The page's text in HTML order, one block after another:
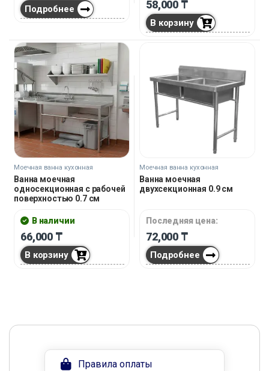
Подробнее 58,000 ₸
В корзину
Моечная ванна кухонная
Ванна моечная
односекционная с рабочей
поверхностью 0.7 см
В наличии
66,000 ₸
В корзину
Моечная ванна кухонная
Ванна моечная
двухсекционная 0.9 см
Последняя цена:
72,000 ₸
Подробнее
Правила оплаты